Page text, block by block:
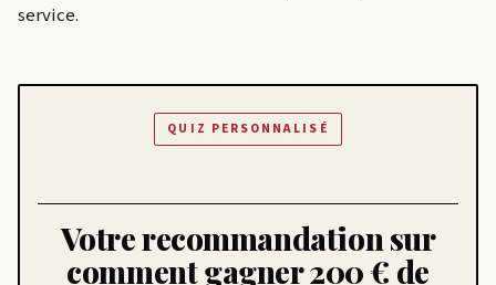
service.
QUIZ PERSONNALISÉ
Votre recommandation sur
comment gagner 200 € de